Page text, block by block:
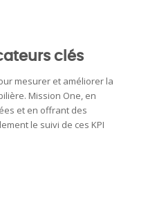
clés
mesurer et améliorer la
Mission One, en
et en offrant des
le suivi de ces KPI